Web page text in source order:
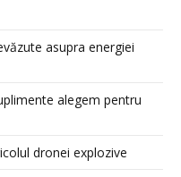
asupra energiei
alegem pentru
dronei explozive